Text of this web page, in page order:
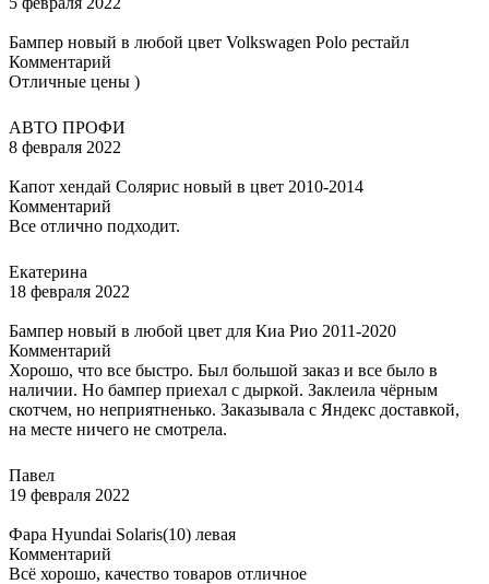
Бампер новый в любой цвет Volkswagen Polo рестайл
Комментарий
Отличные цены )
АВТО ПРОФИ
8 февраля 2022
Капот хендай Солярис новый в цвет 2010-2014
Комментарий
Все отлично подходит.
Екатерина
18 февраля 2022
Бампер новый в любой цвет для Киа Рио 2011-2020
Комментарий
Хорошо, что все быстро. Был большой заказ и все было в
наличии. Но бампер приехал с дыркой. Заклеила чёрным
скотчем, но неприятненько. Заказывала с Яндекс доставкой,
на месте ничего не смотрела.
Павел
19 февраля 2022
Фара Hyundai Solaris(10) левая
Комментарий
Всё хорошо, качество товаров отличное